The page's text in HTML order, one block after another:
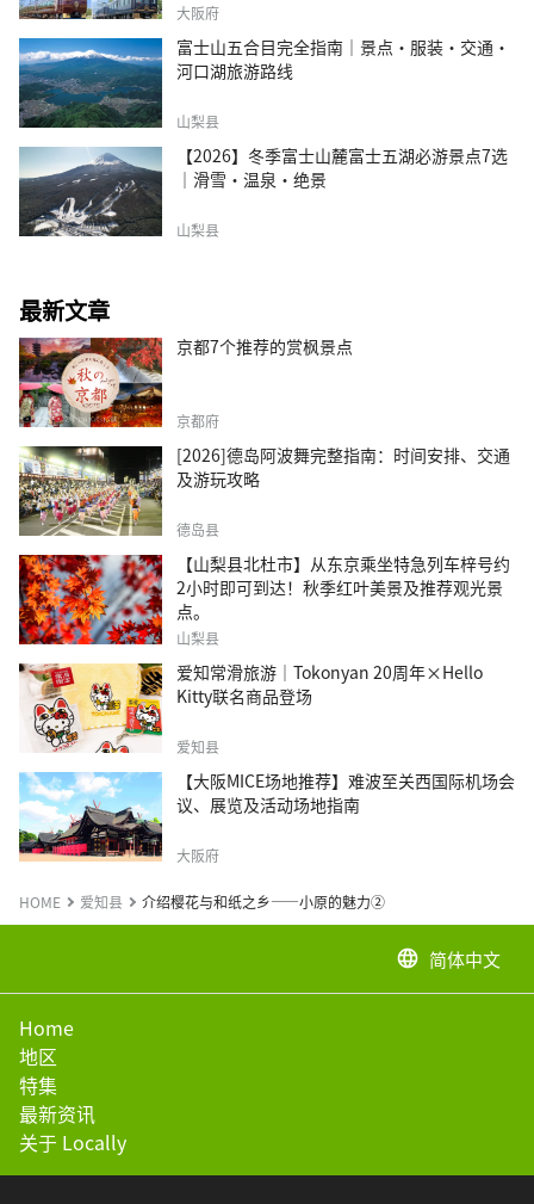
大阪府
富士山五合目完全指南｜景点·服装·交通·
河口湖旅游路线
山梨县
【2026】冬季富士山麓富士五湖必游景点7选
｜滑雪・温泉・绝景
山梨县
最新文章
京都7个推荐的赏枫景点
京都府
[2026]德岛阿波舞完整指南：时间安排、交通
及游玩攻略
德岛县
【山梨县北杜市】从东京乘坐特急列车梓号约
2小时即可到达！秋季红叶美景及推荐观光景
点。
山梨县
爱知常滑旅游｜Tokonyan 20周年×Hello
Kitty联名商品登场
爱知县
【大阪MICE场地推荐】难波至关西国际机场会
议、展览及活动场地指南
大阪府
HOME 爱知县 介绍樱花与和纸之乡——小原的魅力②
language 简体中文
Home
地区
特集
最新资讯
关于 Locally